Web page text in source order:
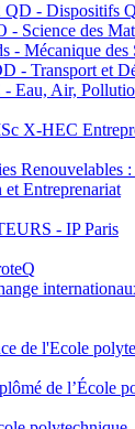
- Dispositifs
Science des
- Mécanique des
- Transport et
Eau, Air,
X-HEC
Renouvelables
Entreprenariat
- IP Paris
de l'Ecole
de l’École